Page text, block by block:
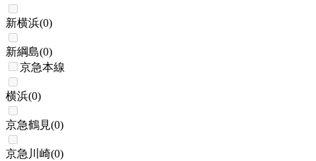
新横浜(0)
新綱島(0)
京急本線
横浜(0)
京急鶴見(0)
京急川崎(0)